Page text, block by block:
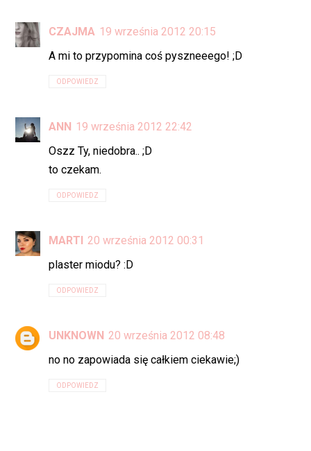
CZAJMA 19 września 2012 20:15
A mi to przypomina coś pyszneeego! ;D
ODPOWIEDZ
ANN 19 września 2012 22:42
Oszz Ty, niedobra.. ;D
to czekam.
ODPOWIEDZ
MARTI
20 września 2012 00:31
plaster miodu? :D
ODPOWIEDZ
UNKNOWN 20 września 2012 08:48
no no zapowiada się całkiem ciekawie;)
ODPOWIEDZ